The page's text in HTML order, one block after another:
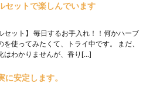
セットで楽しんでいます
セット】 毎日するお手入れ！！何かハーブ
を使ってみたくて、トライ中です。 まだ、
はわかりませんが、香り[…]
に安定します。